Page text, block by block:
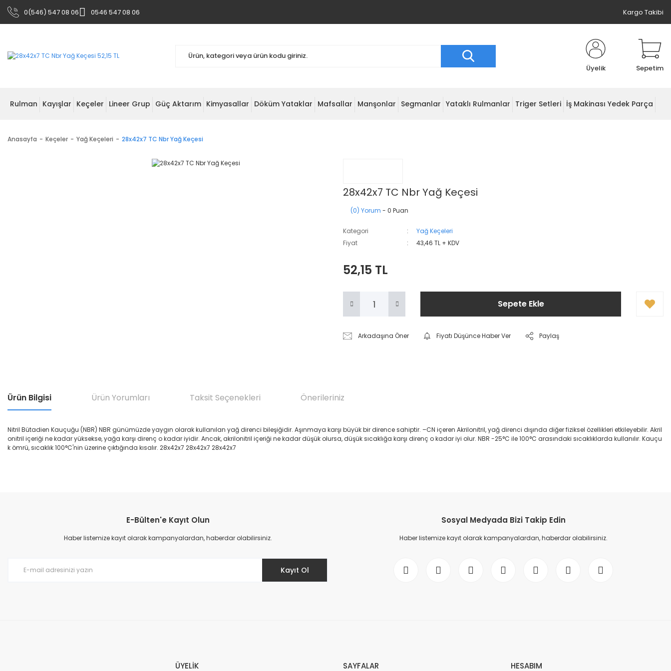
0(546) 547 08 06 0546 547 08 06 Kargo Takibi
Üyelik Sepetim
Rulman Kayışlar Keçeler Lineer Grup Güç Aktarım Kimyasallar Döküm Yataklar Mafsallar Manşonlar Segmanlar Yataklı Rulmanlar Triger Setleri İş Makinası Yedek Parça
Anasayfa Keçeler Yağ Keçeleri 28x42x7 TC Nbr Yağ Keçesi
28x42x7 TC Nbr Yağ Keçesi
(0) Yorum - 0 Puan
Kategori
Yağ Keçeleri
Fiyat
43,46 TL + KDV
52,15 TL
Sepete Ekle
Arkadaşına Öner Fiyatı Düşünce Haber Ver Paylaş
Ürün Bilgisi Ürün Yorumları Taksit Seçenekleri Önerileriniz
Nitril Bütadien Kauçuğu (NBR) NBR günümüzde yaygın olarak kullanılan yağ direnci bileşiğidir. Aşınmaya karşı büyük bir dirence sahiptir. –CN içeren Akrilonitril, yağ direnci dışında diğer fiziksel özellikleri etkileyebilir. Akril
onitril içeriği ne kadar yüksekse, yağa karşı direnç o kadar iyidir. Ancak, akrilonitril içeriği ne kadar düşük olursa, düşük sıcaklığa karşı direnç o kadar iyi olur. NBR -25°C ile 100°C arasındaki sıcaklıklarda kullanılır. Kauçu
k ömrü, sıcaklık 100°C'nin üzerine çıktığında kısalır. 28x42x7 28x42x7 28x42x7
Ürün resmi kalitesiz, bozuk veya görüntülenemiyor.
Ürün açıklamasında eksik bilgiler bulunuyor.
E-Bülten'e Kayıt Olun
Haber listemize kayıt olarak kampanyalardan, haberdar olabilirsiniz.
Kayıt Ol
Sosyal Medyada Bizi Takip Edin
Haber listemize kayıt olarak kampanyalardan, haberdar olabilirsiniz.
ÜYELİK SAYFALAR HESABIM